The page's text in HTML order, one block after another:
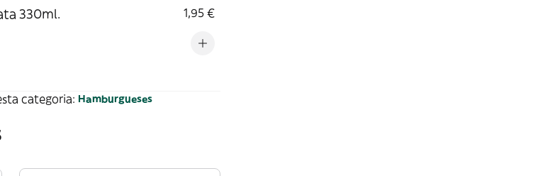
330ml. 1,95 €
categoria: Hamburgueses